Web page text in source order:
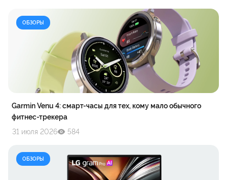
ОБЗОРЫ
Garmin Venu 4: смарт-часы для тех, кому мало обычного
фитнес-трекера
31 июля 2026
584
ОБЗОРЫ